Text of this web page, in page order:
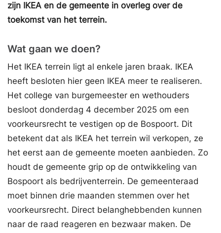
zijn IKEA en de gemeente in overleg over de
toekomst van het terrein.
Wat gaan we doen?
Het IKEA terrein ligt al enkele jaren braak. IKEA
heeft besloten hier geen IKEA meer te realiseren.
Het college van burgemeester en wethouders
besloot donderdag 4 december 2025 om een
voorkeursrecht te vestigen op de Bospoort. Dit
betekent dat als IKEA het terrein wil verkopen, ze
het eerst aan de gemeente moeten aanbieden. Zo
houdt de gemeente grip op de ontwikkeling van
Bospoort als bedrijventerrein. De gemeenteraad
moet binnen drie maanden stemmen over het
voorkeursrecht. Direct belanghebbenden kunnen
naar de raad reageren en bezwaar maken. De